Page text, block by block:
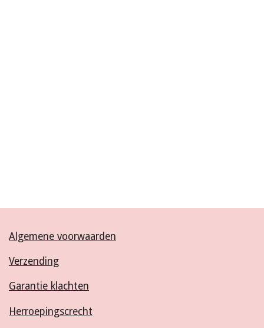
Algemene voorwaarden
Verzending
Garantie klachten
Herroepingscrecht